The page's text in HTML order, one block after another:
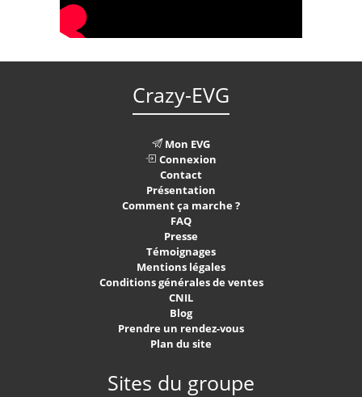
Crazy-EVG
Mon EVG
Connexion
Contact
Présentation
Comment ça marche ?
FAQ
Presse
Témoignages
Mentions légales
Conditions générales de ventes
CNIL
Blog
Prendre un rendez-vous
Plan du site
Sites du groupe